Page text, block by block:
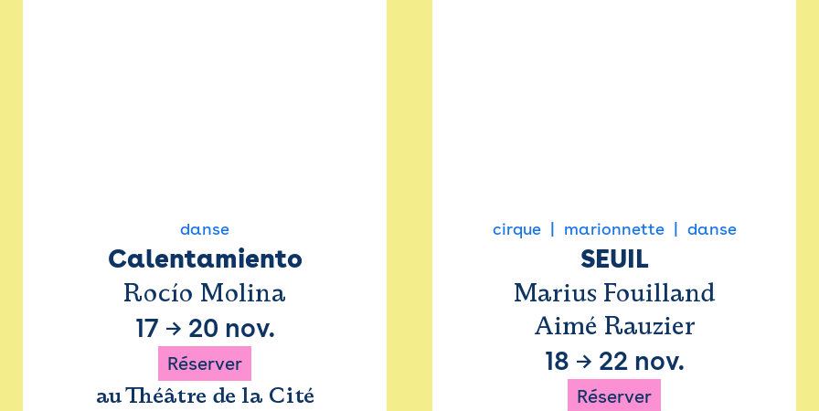
danse
Calentamiento
Rocío Molina
17 → 20 nov.
Réserver
au Théâtre de la Cité
cirque marionnette danse
SEUIL
Marius Fouilland
Aimé Rauzier
18 → 22 nov.
Réserver